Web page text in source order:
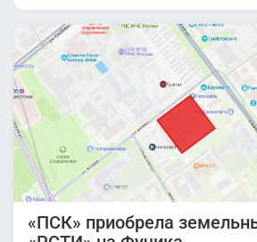
«ПСК» приобрела